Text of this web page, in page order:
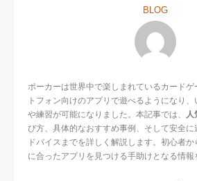
BLOG
ポーカーは世界中で楽しまれているカード
トフォン向けのアプリで遊べるようになり
や練習が可能になりました。本記事では、 人
び方、具体的なおすすめ事例、そして安全
ドバイスまでを詳しく解説します。初心者
に合ったアプリを見つける手助けとなる情報